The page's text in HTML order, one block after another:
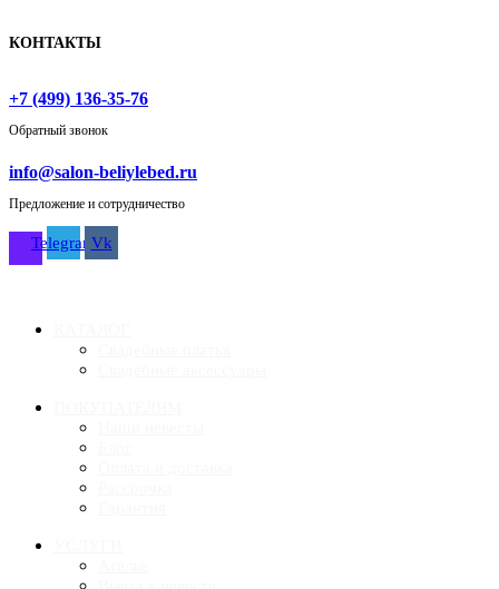
КОНТАКТЫ
+7 (499) 136-35-76
Обратный звонок
info@salon-beliylebed.ru
Предложение и сотрудничество
TelegramVk